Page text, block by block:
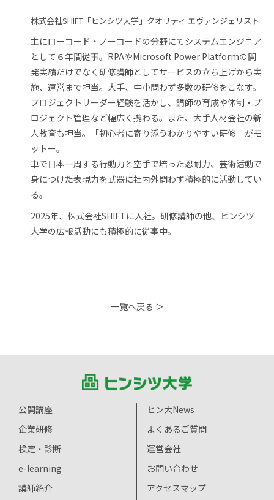
株式会社SHIFT「ヒンシツ大学」クオリティ エヴァンジェリスト
主にローコード・ノーコードの分野にてシステムエンジニア
として６年間従事。RPAやMicrosoft Power Platformの開
発実績だけでなく研修講師としてサービスの立ち上げから実
施、運営まで担当。大手、中小問わず多数の研修をこなす。
プロジェクトリーダー経験を活かし、講師の育成や体制・プ
ロジェクト管理など幅広く携わる。また、大手人材会社の新
人教育も担当。「初心者に寄り添うわかりやすい研修」がモ
ットー。
車で日本一周する行動力と空手で培った忍耐力、芸術活動で
身につけた表現力を武器に社内外問わず積極的に活動してい
る。
2025年、株式会社SHIFTに入社。研修講師の他、ヒンシツ
大学の広報活動にも積極的に従事中。
一覧へ戻る ＞
公開講座
ヒン大News
企業研修
よくあるご質問
検定・診断
運営会社
e-learning
お問い合わせ
講師紹介
アクセスマップ